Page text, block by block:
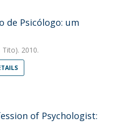
de Psicólogo: um
2010.
of Psychologist: